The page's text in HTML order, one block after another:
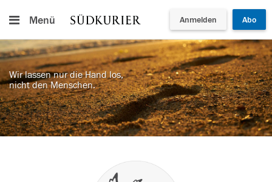
Menü Anmelden Abo
Wir lassen nur die Hand los,
nicht den Menschen.